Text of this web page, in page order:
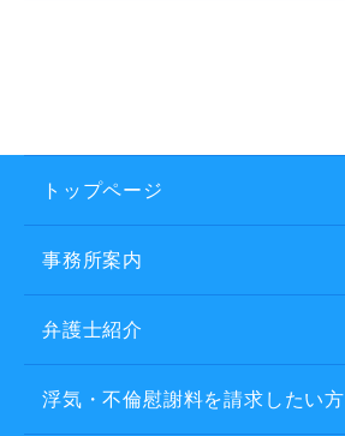
トップページ
事務所案内
弁護士紹介
浮気・不倫慰謝料を請求したい方